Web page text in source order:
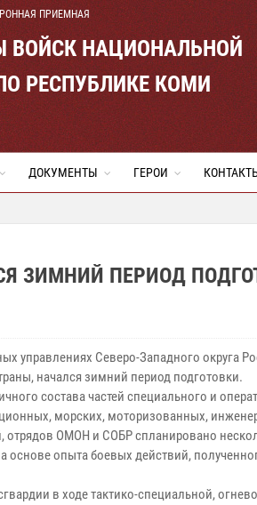
ПРИЕМНАЯ
ВОЙСК НАЦИОНАЛЬНОЙ
РЕСПУБЛИКЕ КОМИ
ДОКУМЕНТЫ ГЕРОИ
ЗИМНИЙ ПЕРИОД
управлениях Северо-Западного округа
начался зимний период подготовки.
состава частей специального и
морских, моторизованных,
отрядов ОМОН и СОБР спланировано
основе опыта боевых действий,
в ходе тактико-специальной,